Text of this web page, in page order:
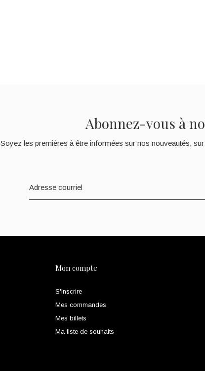
Abonnez-vous à
Soyez les premières à être informées sur nos nouveautés,
Mon compte
S'inscrire
Mes commandes
Mes billets
Ma liste de souhaits